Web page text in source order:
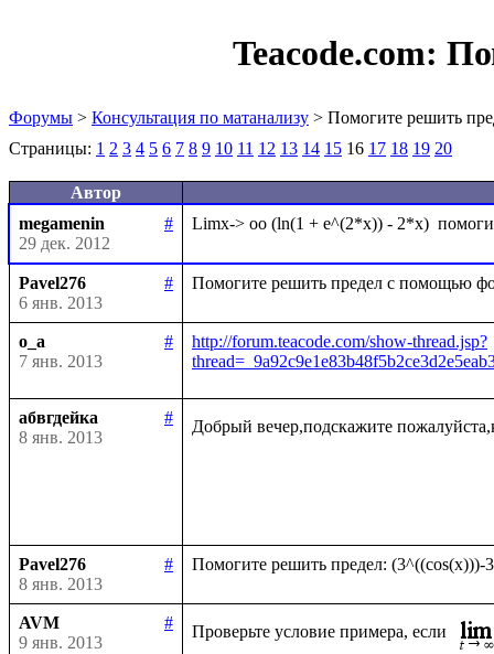
Teacode.com:
Форумы > Консультация по матанализу > Помогите решить
Страницы: 1 2 3 4 5 6 7 8 9 10 11 12 13 14 15 16 17 18 19 20
Автор
megamenin
#
29 дек. 2012
Pavel276
#
6 янв. 2013
o_a
#
7 янв. 2013
http://forum.teacode.com/show-thread.jsp?
абвгдейка
#
8 янв. 2013
Добрый вечер,подскажите
Pavel276
#
8 янв. 2013
AVM
#
9 янв. 2013
Проверьте условие примера, если